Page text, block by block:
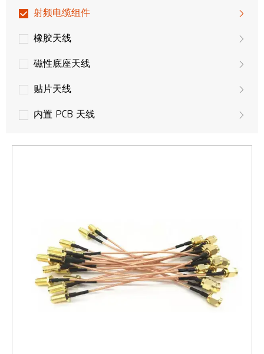
射频电缆组件
橡胶天线
磁性底座天线
贴片天线
内置 PCB 天线
LTE 天线
3G 天线
GSM/UMTS 天线